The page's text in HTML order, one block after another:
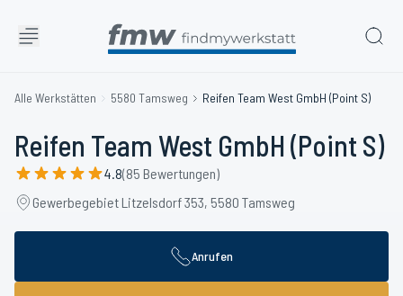
Alle Werkstätten 5580 Tamsweg Reifen Team West GmbH (Point S)
Reifen Team West GmbH (Point S)
4.8(85 Bewertungen)
Gewerbegebiet Litzelsdorf 353, 5580 Tamsweg
Anrufen